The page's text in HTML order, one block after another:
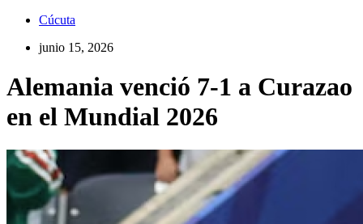
Cúcuta
junio 15, 2026
Alemania venció 7-1 a Curazao
en el Mundial 2026